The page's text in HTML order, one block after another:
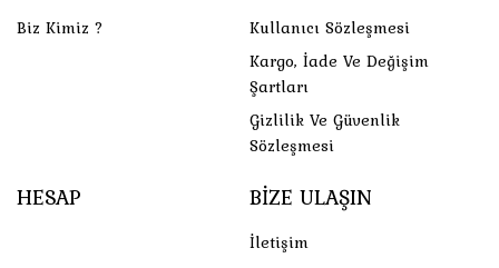
Biz Kimiz ?
Kullanıcı Sözleşmesi
Kargo, İade Ve Değişim
Şartları
Gizlilik Ve Güvenlik
Sözleşmesi
HESAP BIZE ULAŞIN
İletişim